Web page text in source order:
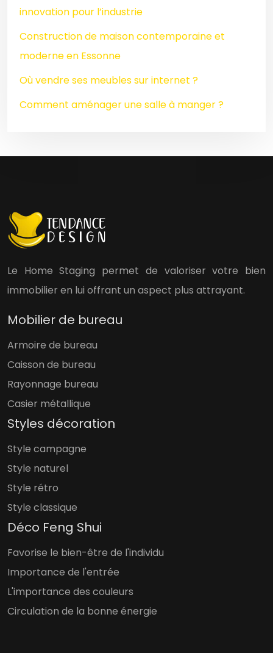
innovation pour l’industrie
Construction de maison contemporaine et
moderne en Essonne
Où vendre ses meubles sur internet ?
Comment aménager une salle à manger ?
Le Home Staging permet de valoriser votre bien
immobilier en lui offrant un aspect plus attrayant.
Mobilier de bureau
Armoire de bureau
Caisson de bureau
Rayonnage bureau
Casier métallique
Styles décoration
Style campagne
Style naturel
Style rétro
Style classique
Déco Feng Shui
Favorise le bien-être de l'individu
Importance de l'entrée
L'importance des couleurs
Circulation de la bonne énergie